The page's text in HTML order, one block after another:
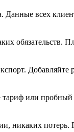
Данные всех
обязательств.
Добавляйте
или пробный
никаких потерь.